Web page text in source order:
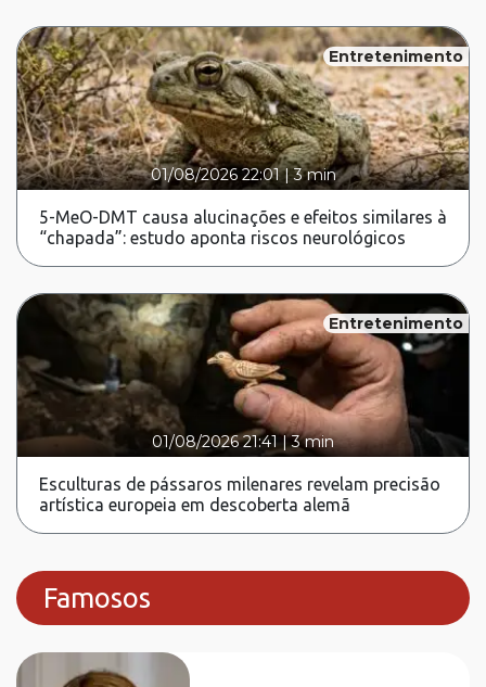
Entretenimento
01/08/2026 22:01|3 min
5-MeO-DMT causa alucinações e efeitos similares à
“chapada”: estudo aponta riscos neurológicos
Entretenimento
01/08/2026 21:41 |3 min
Esculturas de pássaros milenares revelam precisão
artística europeia em descoberta alemã
Famosos